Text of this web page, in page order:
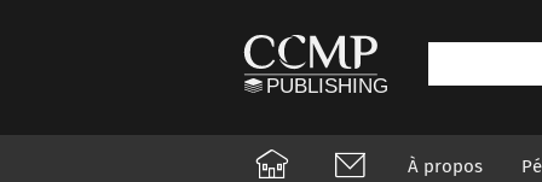
À propos